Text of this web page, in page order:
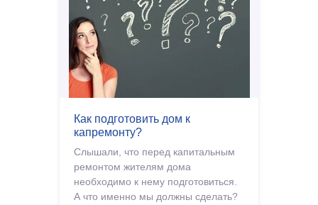
Как подготовить дом к
капремонту?
Слышали, что перед капитальным
ремонтом жителям дома
необходимо к нему подготовиться.
А что именно мы должны сделать?